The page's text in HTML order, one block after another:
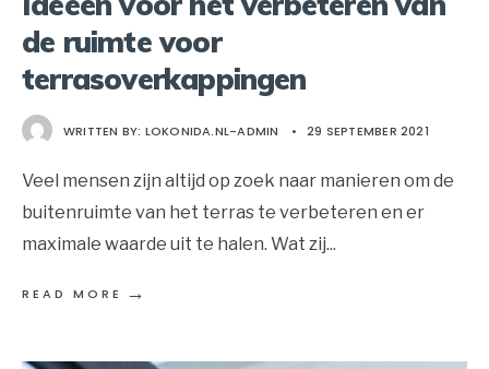
de ruimte voor
terrasoverkappingen
WRITTEN BY: LOKONIDA.NL-ADMIN • 29 SEPTEMBER 2021
Veel mensen zijn altijd op zoek naar manieren om de
buitenruimte van het terras te verbeteren en er
maximale waarde uit te halen. Wat zij...
READ MORE →